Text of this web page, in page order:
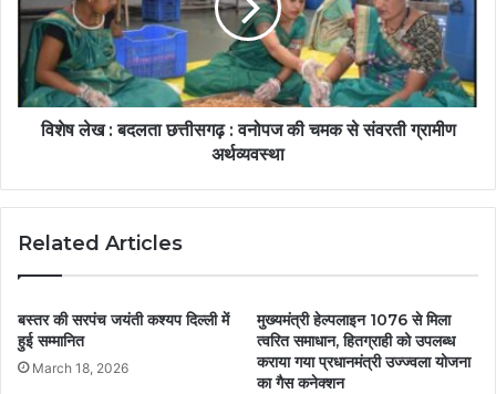
विशेष लेख : बदलता छत्तीसगढ़ : वनोपज की चमक से संवरती ग्रामीण
अर्थव्यवस्था
Related Articles
बस्तर की सरपंच जयंती कश्यप दिल्ली में
हुई सम्मानित
March 18, 2026
मुख्यमंत्री हेल्पलाइन 1076 से मिला
त्वरित समाधान, हितग्राही को उपलब्ध
कराया गया प्रधानमंत्री उज्ज्वला योजना
का गैस कनेक्शन